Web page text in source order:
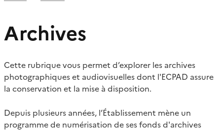
Archives
Cette rubrique vous permet d’explorer les archives
photographiques et audiovisuelles dont l'ECPAD assure
la conservation et la mise à disposition.
Depuis plusieurs années, l’Établissement mène un
programme de numérisation de ses fonds d'archives